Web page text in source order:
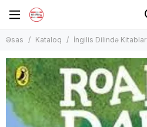
İngilis Dilində Kitablar
Uşaq Ədəbiyyatı
Qeyri-Bədii Ədəbiyyat
İngilis Dilində Bədii Ədəbiyyat
Audiokitab
Manqa, komiks
Əsas Kataloq İngilis Dilində Kitablar